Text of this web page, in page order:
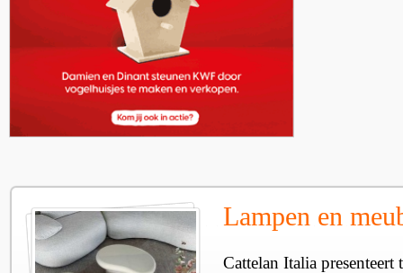
Lampen en
Cattelan Italia